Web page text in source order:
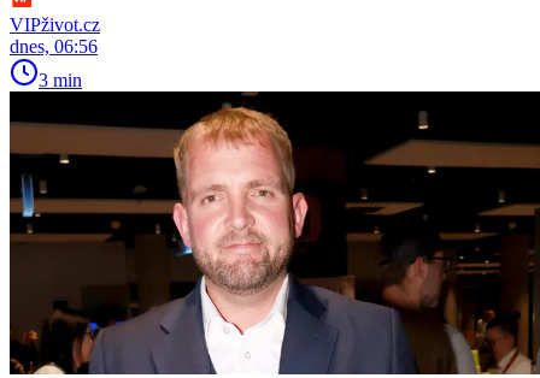
VIPživot.cz
dnes, 06:56
3 min